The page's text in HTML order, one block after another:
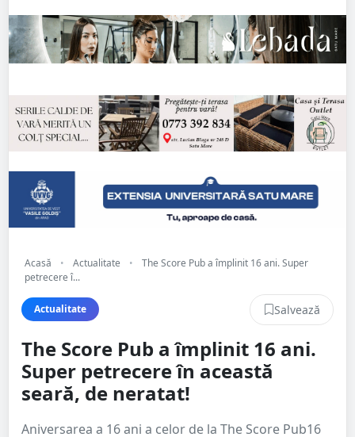
Acasă • Actualitate •
The Score Pub a împlinit 16 ani. Super
petrecere î...
Actualitate Salvează
The Score Pub a împlinit 16 ani.
Super petrecere în această
seară, de neratat!
Aniversarea a 16 ani a celor de la The Score Pub16